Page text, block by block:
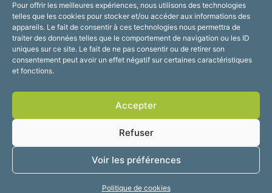
Pour offrir les meilleures expériences, nous utilisons des technologies
telles que les cookies pour stocker et/ou accéder aux informations des
appareils. Le fait de consentir à ces technologies nous permettra de
traiter des données telles que le comportement de navigation ou les ID
uniques sur ce site. Le fait de ne pas consentir ou de retirer son
consentement peut avoir un effet négatif sur certaines caractéristiques
et fonctions.
Accepter
Refuser
Voir les préférences
Politique de cookies
Horaires d’ouverture
Du lundi au vendredi :
de 8h30 à 12h et de 13h30 à 17h30
Suivez-nous !
Accessibilité
Mentions légales
2025 © Propulsé par